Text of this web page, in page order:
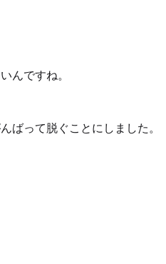
んですね。
ばって脱ぐことにしました。